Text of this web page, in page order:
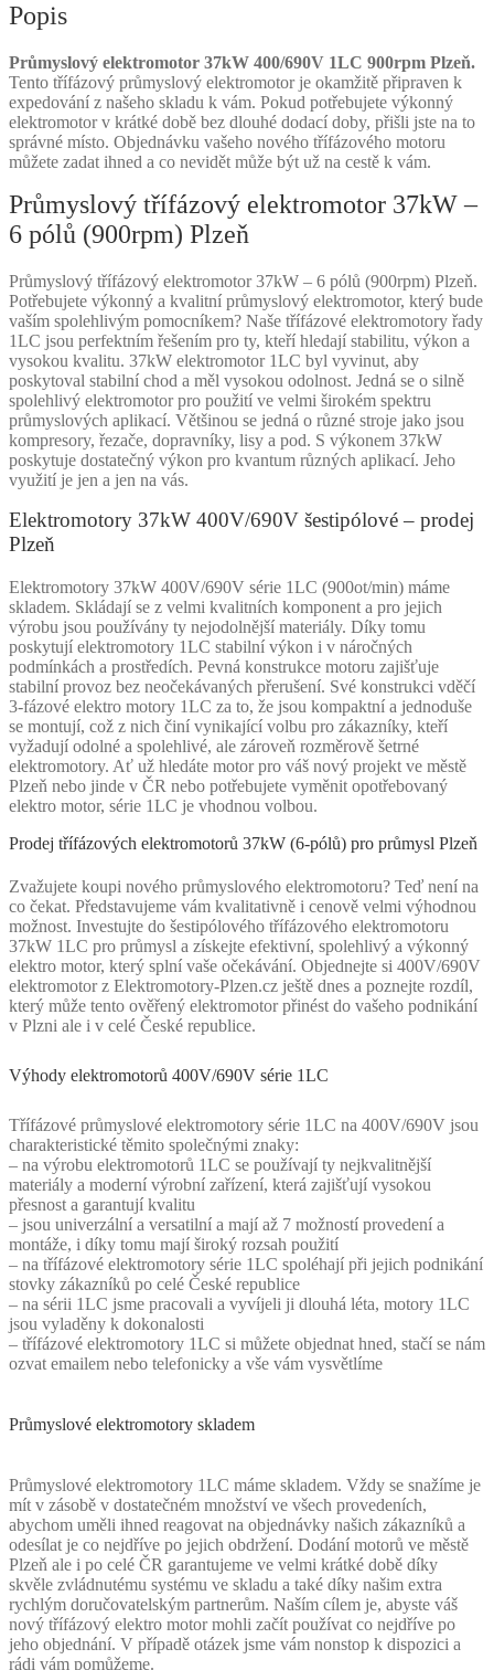
Popis
Průmyslový elektromotor 37kW 400/690V 1LC 900rpm Plzeň.
Tento třífázový průmyslový elektromotor je okamžitě připraven k
expedování z našeho skladu k vám. Pokud potřebujete výkonný
elektromotor v krátké době bez dlouhé dodací doby, přišli jste na to
správné místo. Objednávku vašeho nového třífázového motoru
můžete zadat ihned a co nevidět může být už na cestě k vám.
Průmyslový třífázový elektromotor 37kW –
6 pólů (900rpm) Plzeň
Průmyslový třífázový elektromotor 37kW – 6 pólů (900rpm) Plzeň.
Potřebujete výkonný a kvalitní průmyslový elektromotor, který bude
vaším spolehlivým pomocníkem? Naše třífázové elektromotory řady
1LC jsou perfektním řešením pro ty, kteří hledají stabilitu, výkon a
vysokou kvalitu. 37kW elektromotor 1LC byl vyvinut, aby
poskytoval stabilní chod a měl vysokou odolnost. Jedná se o silně
spolehlivý elektromotor pro použití ve velmi širokém spektru
průmyslových aplikací. Většinou se jedná o různé stroje jako jsou
kompresory, řezače, dopravníky, lisy a pod. S výkonem 37kW
poskytuje dostatečný výkon pro kvantum různých aplikací. Jeho
využití je jen a jen na vás.
Elektromotory 37kW 400V/690V šestipólové – prodej
Plzeň
Elektromotory 37kW 400V/690V série 1LC (900ot/min) máme
skladem. Skládají se z velmi kvalitních komponent a pro jejich
výrobu jsou používány ty nejodolnější materiály. Díky tomu
poskytují elektromotory 1LC stabilní výkon i v náročných
podmínkách a prostředích. Pevná konstrukce motoru zajišťuje
stabilní provoz bez neočekávaných přerušení. Své konstrukci vděčí
3-fázové elektro motory 1LC za to, že jsou kompaktní a jednoduše
se montují, což z nich činí vynikající volbu pro zákazníky, kteří
vyžadují odolné a spolehlivé, ale zároveň rozměrově šetrné
elektromotory. Ať už hledáte motor pro váš nový projekt ve městě
Plzeň nebo jinde v ČR nebo potřebujete vyměnit opotřebovaný
elektro motor, série 1LC je vhodnou volbou.
Prodej třífázových elektromotorů 37kW (6-pólů) pro průmysl Plzeň
Zvažujete koupi nového průmyslového elektromotoru? Teď není na
co čekat. Představujeme vám kvalitativně i cenově velmi výhodnou
možnost. Investujte do šestipólového třífázového elektromotoru
37kW 1LC pro průmysl a získejte efektivní, spolehlivý a výkonný
elektro motor, který splní vaše očekávání. Objednejte si 400V/690V
elektromotor z Elektromotory-Plzen.cz ještě dnes a poznejte rozdíl,
který může tento ověřený elektromotor přinést do vašeho podnikání
v Plzni ale i v celé České republice.
Výhody elektromotorů 400V/690V série 1LC
Třífázové průmyslové elektromotory série 1LC na 400V/690V jsou
charakteristické těmito společnými znaky:
– na výrobu elektromotorů 1LC se používají ty nejkvalitnější
materiály a moderní výrobní zařízení, která zajišťují vysokou
přesnost a garantují kvalitu
– jsou univerzální a versatilní a mají až 7 možností provedení a
montáže, i díky tomu mají široký rozsah použití
– na třífázové elektromotory série 1LC spoléhají při jejich podnikání
stovky zákazníků po celé České republice
– na sérii 1LC jsme pracovali a vyvíjeli ji dlouhá léta, motory 1LC
jsou vyladěny k dokonalosti
– třífázové elektromotory 1LC si můžete objednat hned, stačí se nám
ozvat emailem nebo telefonicky a vše vám vysvětlíme
Průmyslové elektromotory skladem
Průmyslové elektromotory 1LC máme skladem. Vždy se snažíme je
mít v zásobě v dostatečném množství ve všech provedeních,
abychom uměli ihned reagovat na objednávky našich zákazníků a
odesílat je co nejdříve po jejich obdržení. Dodání motorů ve městě
Plzeň ale i po celé ČR garantujeme ve velmi krátké době díky
skvěle zvládnutému systému ve skladu a také díky našim extra
rychlým doručovatelským partnerům. Naším cílem je, abyste váš
nový třífázový elektro motor mohli začít používat co nejdříve po
jeho objednání. V případě otázek jsme vám nonstop k dispozici a
rádi vám pomůžeme.